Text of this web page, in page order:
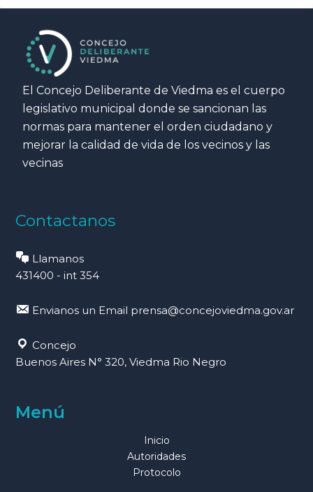
El Concejo Deliberante de Viedma es el cuerpo
legislativo municipal donde se sancionan las
normas para mantener el orden ciudadano y
mejorar la calidad de vida de los vecinos y las
vecinas
Contactanos
Llamanos
431400 - int 354
Envianos un Email prensa@concejoviedma.gov.ar
Concejo
Buenos Aires N° 320, Viedma Rio Negro
Menú
Inicio
Autoridades
Protocolo